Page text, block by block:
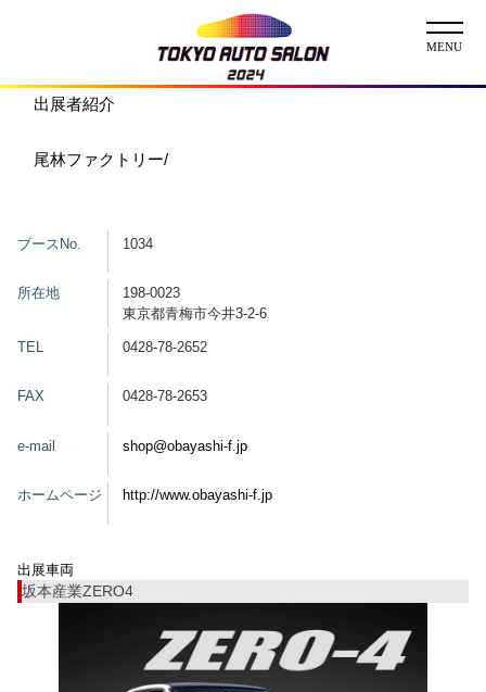
チケット
イベント
コンテスト
出展者一覧
展示車両一覧
イメージガール
出展者・Exhibitor 業界関係者・Trade Visitor
出展者紹介
尾林ファクトリー/
ブースNo. 1034
所在地
198-0023
東京都青梅市今井3-2-6
TEL 0428-78-2652
FAX 0428-78-2653
e-mail shop@obayashi-f.jp
ホームページ http://www.obayashi-f.jp
出展車両
坂本産業ZERO4